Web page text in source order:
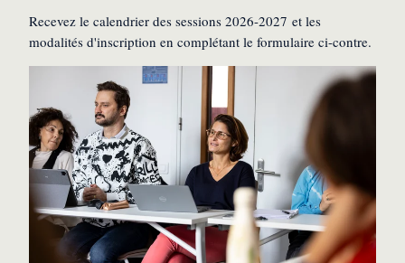
Recevez le calendrier des sessions 2026-2027 et les
modalités d'inscription en complétant le formulaire ci-contre.